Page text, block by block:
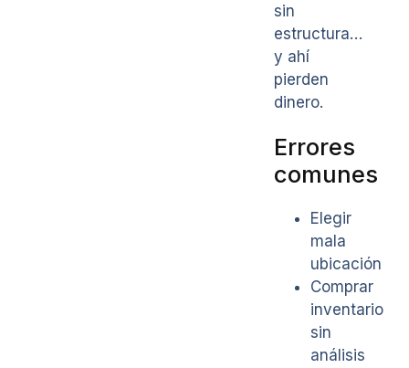
sin
estructura…
y ahí
pierden
dinero.
Errores
comunes
Elegir
mala
ubicación
Comprar
inventario
sin
análisis